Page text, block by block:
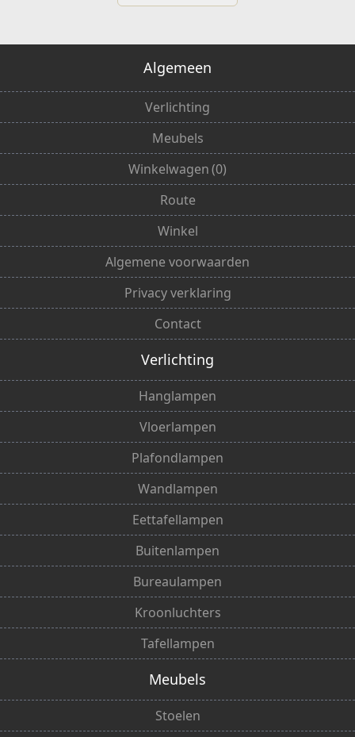
Algemeen
Verlichting
Meubels
Winkelwagen(0)
Route
Winkel
Algemene voorwaarden
Privacy verklaring
Contact
Verlichting
Hanglampen
Vloerlampen
Plafondlampen
Wandlampen
Eettafellampen
Buitenlampen
Bureaulampen
Kroonluchters
Tafellampen
Meubels
Stoelen